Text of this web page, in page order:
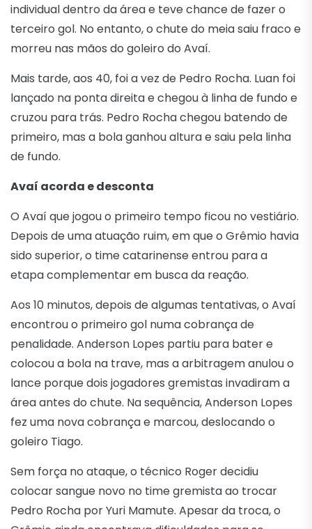
individual dentro da área e teve chance de fazer o
terceiro gol. No entanto, o chute do meia saiu fraco e
morreu nas mãos do goleiro do Avaí.
Mais tarde, aos 40, foi a vez de Pedro Rocha. Luan foi
lançado na ponta direita e chegou à linha de fundo e
cruzou para trás. Pedro Rocha chegou batendo de
primeiro, mas a bola ganhou altura e saiu pela linha
de fundo.
Avaí acorda e desconta
O Avaí que jogou o primeiro tempo ficou no vestiário.
Depois de uma atuação ruim, em que o Grêmio havia
sido superior, o time catarinense entrou para a
etapa complementar em busca da reação.
Aos 10 minutos, depois de algumas tentativas, o Avaí
encontrou o primeiro gol numa cobrança de
penalidade. Anderson Lopes partiu para bater e
colocou a bola na trave, mas a arbitragem anulou o
lance porque dois jogadores gremistas invadiram a
área antes do chute. Na sequência, Anderson Lopes
fez uma nova cobrança e marcou, deslocando o
goleiro Tiago.
Sem força no ataque, o técnico Roger decidiu
colocar sangue novo no time gremista ao trocar
Pedro Rocha por Yuri Mamute. Apesar da troca, o